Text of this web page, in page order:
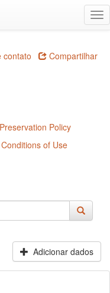
Compartilhar
Policy
of Use
Adicionar dados